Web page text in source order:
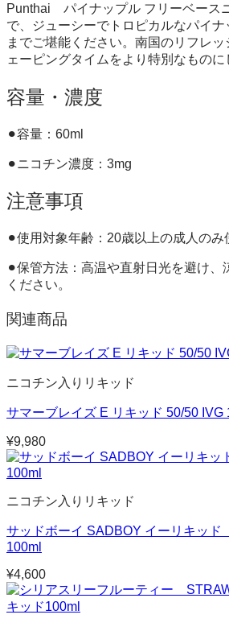
Punthai パイナップル フリーベース
で、ジューシーでトロピカルなパイナ
までご堪能ください。南国のリフレ
ェーピングタイムをより特別なものに
容量・濃度
⚫︎容量：60ml
⚫︎ニコチン濃度：3mg
注意事項
⚫︎使用対象年齢：20歳以上の成人のみ
⚫︎保管方法：高温や直射日光を避け、
ください。
関連商品
ニコチン入りリキッド
サマーブレイズ E リキッド 50/50 IVG
¥9,980
ニコチン入りリキッド
サッドボーイ SADBOY イーリキッ
100ml
¥4,600